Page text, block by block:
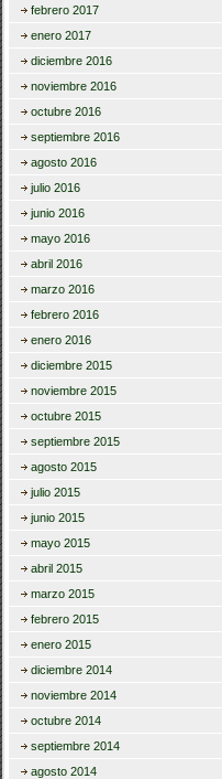
febrero 2017
enero 2017
diciembre 2016
noviembre 2016
octubre 2016
septiembre 2016
agosto 2016
julio 2016
junio 2016
mayo 2016
abril 2016
marzo 2016
febrero 2016
enero 2016
diciembre 2015
noviembre 2015
octubre 2015
septiembre 2015
agosto 2015
julio 2015
junio 2015
mayo 2015
abril 2015
marzo 2015
febrero 2015
enero 2015
diciembre 2014
noviembre 2014
octubre 2014
septiembre 2014
agosto 2014